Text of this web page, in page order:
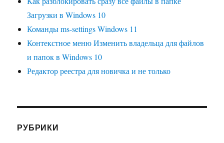
Загрузки в Windows 10
Команды ms-settings Windows 11
Контекстное меню Изменить владельца для файлов
и папок в Windows 10
Редактор реестра для новичка и не только
РУБРИКИ